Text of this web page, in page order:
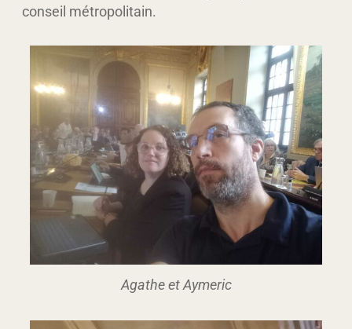
conseil métropolitain.
Agathe et Aymeric